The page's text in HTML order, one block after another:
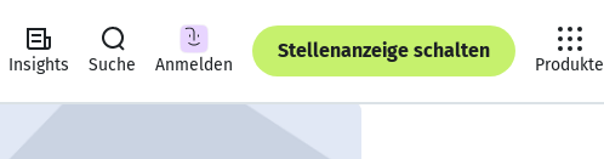
Insights Suche Anmelden
Stellenanzeige schalten
Produkte